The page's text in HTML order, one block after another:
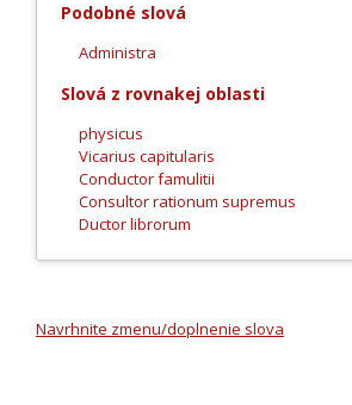
Podobné slová
Administra
Slová z rovnakej oblasti
physicus
Vicarius capitularis
Conductor famulitii
Consultor rationum supremus
Ductor librorum
Navrhnite zmenu/doplnenie slova